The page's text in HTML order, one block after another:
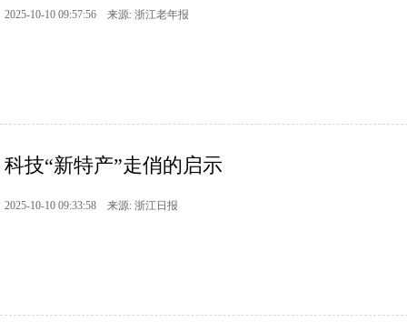
2025-10-10 09:57:56 来源: 浙江老年报
科技“新特产”走俏的启示
2025-10-10 09:33:58 来源: 浙江日报